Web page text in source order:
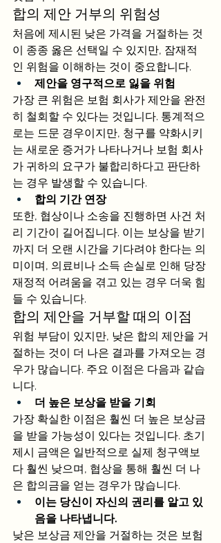
합의 제안 거부의 위험성
처음에 제시된 낮은 가격을 거절하는 것
이 종종 옳은 선택일 수 있지만, 잠재적
인 위험을 이해하는 것이 중요합니다.
제안을 영구적으로 잃을 위험
가장 큰 위험은 보험 회사가 제안을 완전
히 철회할 수 있다는 것입니다. 통계적으
로는 드문 경우이지만, 청구를 약화시키
는 새로운 증거가 나타나거나 보험 회사
가 귀하의 요구가 불합리하다고 판단하
는 경우 발생할 수 있습니다.
합의 기간 연장
또한, 협상이나 소송을 진행하면 사건 처
리 기간이 길어집니다. 이는 보상을 받기
까지 더 오랜 시간을 기다려야 한다는 의
미이며, 의료비나 소득 손실로 인해 당장
재정적 어려움을 겪고 있는 경우 더욱 힘
들 수 있습니다.
합의 제안을 거부할 때의 이점
위험 부담이 있지만, 낮은 합의 제안을 거
절하는 것이 더 나은 결과를 가져오는 경
우가 많습니다. 주요 이점은 다음과 같습
니다.
더 높은 보상을 받을 기회
가장 확실한 이점은 훨씬 더 높은 보상금
을 받을 가능성이 있다는 것입니다. 초기
제시 금액은 일반적으로 실제 청구액보
다 훨씬 낮으며, 협상을 통해 훨씬 더 나
은 합의금을 얻는 경우가 많습니다.
이는 당신이 자신의 권리를 알고 있
음을 나타냅니다.
낮은 보상금 제안을 거절하는 것은 보험